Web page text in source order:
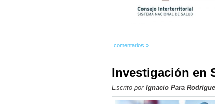
comentarios »
Investigación en
Escrito por Ignacio Para